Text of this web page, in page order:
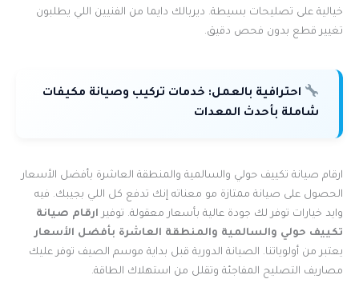
خيالية على تصليحات بسيطة. ديربالك دايما من الفنيين اللي يطلبون
تغيير قطع بدون فحص دقيق.
احترافية بالعمل: خدمات تركيب وصيانة مكيفات
شاملة بأحدث المعدات
ارقام صيانة تكييف حولي والسالمية والمنطقة العاشرة بأفضل الأسعار
الحصول على صيانة ممتازة مو معناته إنك تدفع كل اللي بجيبك. فيه
وايد خيارات توفر لك جودة عالية بأسعار معقولة. توفير ارقام صيانة
تكييف حولي والسالمية والمنطقة العاشرة بأفضل الأسعار
يعتبر من أولوياتنا. الصيانة الدورية قبل بداية موسم الصيف توفر عليك
مصاريف التصليح المفاجئة وتقلل من استهلاك الطاقة.